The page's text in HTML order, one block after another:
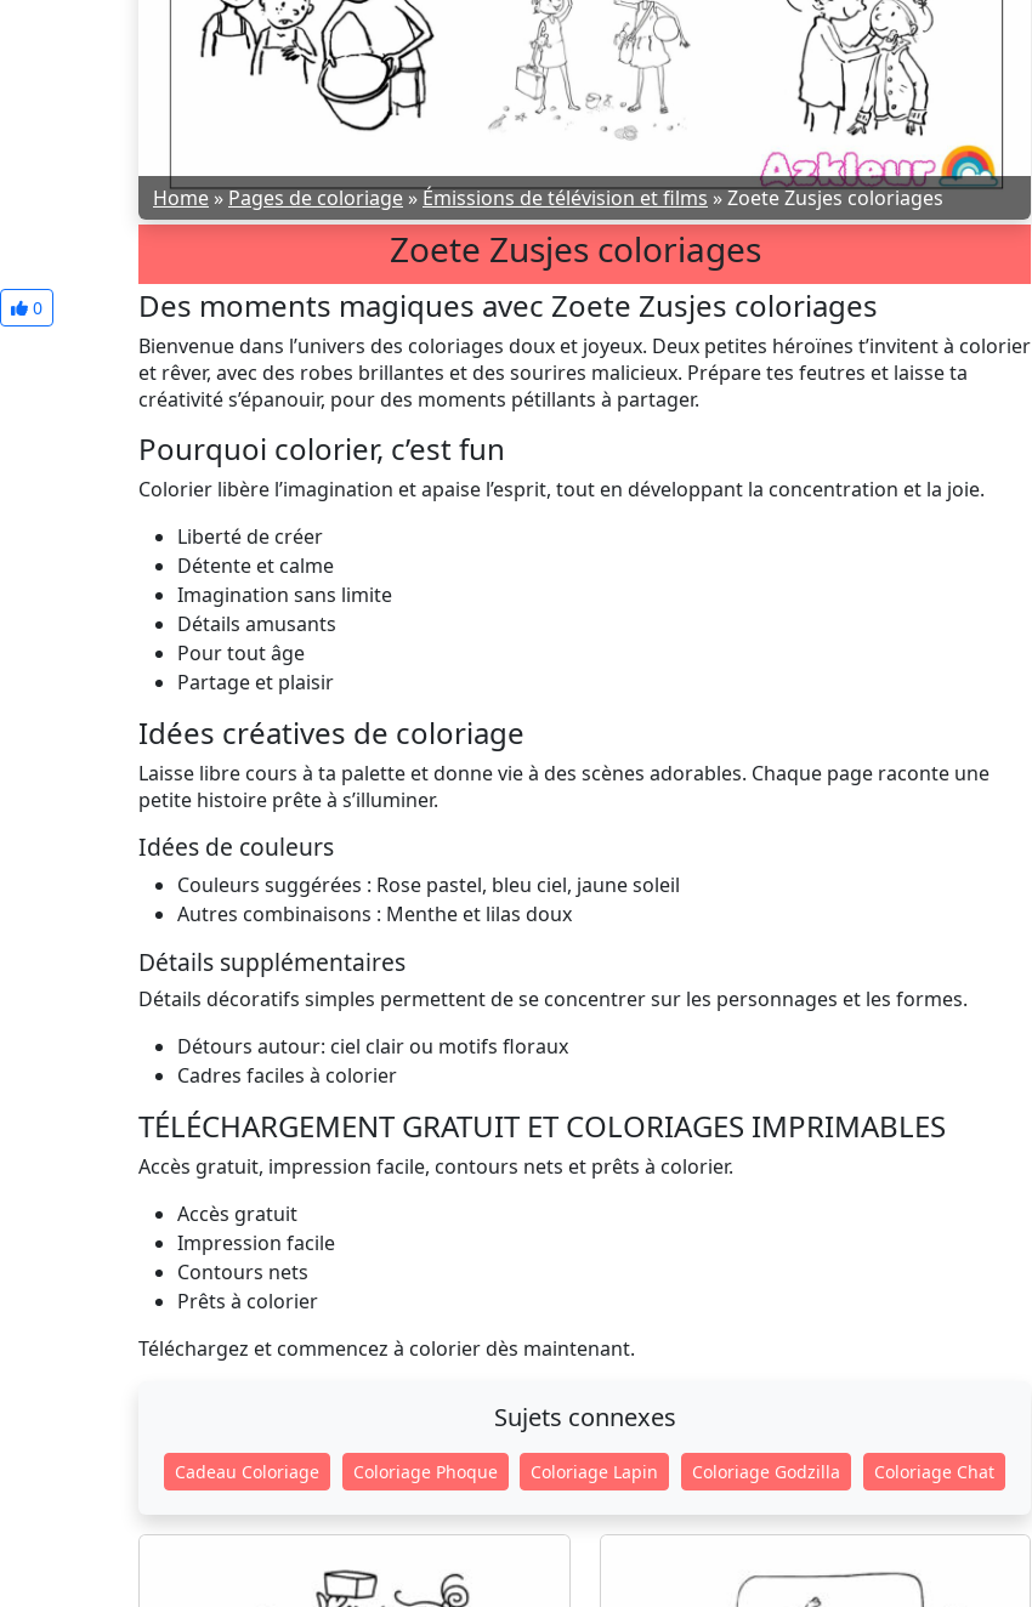
Home»Pages de coloriage»Émissions de télévision et films»Zoete Zusjes coloriages
Zoete Zusjes coloriages
0 Des moments magiques avec Zoete Zusjes coloriages
Bienvenue dans l’univers des coloriages doux et joyeux. Deux petites héroïnes t’invitent à colorier
et rêver, avec des robes brillantes et des sourires malicieux. Prépare tes feutres et laisse ta
créativité s’épanouir, pour des moments pétillants à partager.
Pourquoi colorier, c’est fun
Colorier libère l’imagination et apaise l’esprit, tout en développant la concentration et la joie.
Liberté de créer
Détente et calme
Imagination sans limite
Détails amusants
Pour tout âge
Partage et plaisir
Idées créatives de coloriage
Laisse libre cours à ta palette et donne vie à des scènes adorables. Chaque page raconte une
petite histoire prête à s’illuminer.
Idées de couleurs
Couleurs suggérées : Rose pastel, bleu ciel, jaune soleil
Autres combinaisons : Menthe et lilas doux
Détails supplémentaires
Détails décoratifs simples permettent de se concentrer sur les personnages et les formes.
Détours autour: ciel clair ou motifs floraux
Cadres faciles à colorier
TÉLÉCHARGEMENT GRATUIT ET COLORIAGES IMPRIMABLES
Accès gratuit, impression facile, contours nets et prêts à colorier.
Accès gratuit
Impression facile
Contours nets
Prêts à colorier
Téléchargez et commencez à colorier dès maintenant.
Sujets connexes
Cadeau Coloriage Coloriage Phoque Coloriage Lapin Coloriage Godzilla Coloriage Chat